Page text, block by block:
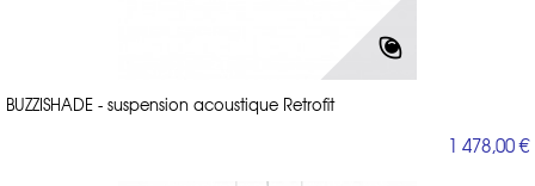
BUZZISHADE - suspension acoustique Retrofit
1 478,00 €